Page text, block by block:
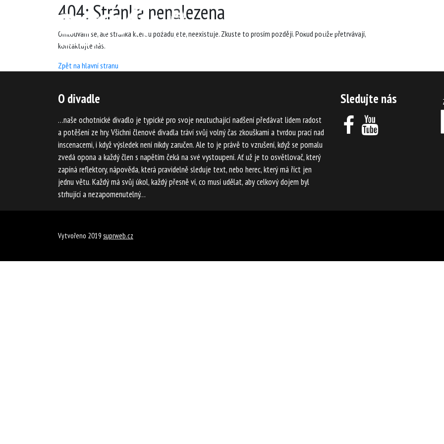
DIVADLO
404: Stránka nenalezena
Omlouvám se, ale stránka kterou požadujete, neexistuje. Zkuste to prosím později. Pokud potíže přetrvávají,
kontaktujte nás.
Zpět na hlavní stranu
O divadle
…naše ochotnické divadlo je typické pro svoje neutuchající nadšení předávat lidem radost
a potěšení ze hry. Všichni členové divadla tráví svůj volný čas zkouškami a tvrdou prací nad
inscenacemi, i když výsledek není nikdy zaručen. Ale to je právě to vzrušení, když se pomalu
zvedá opona a každý člen s napětím čeká na své vystoupení. Ať už je to osvětlovač, který
zapíná reflektory, nápověda, která pravidelně sleduje text, nebo herec, který má říct jen
jednu větu. Každý má svůj úkol, každý přesně ví, co musí udělat, aby celkový dojem byl
strhující a nezapomenutelný…
Sledujte nás
Vytvořeno 2019 suprweb.cz